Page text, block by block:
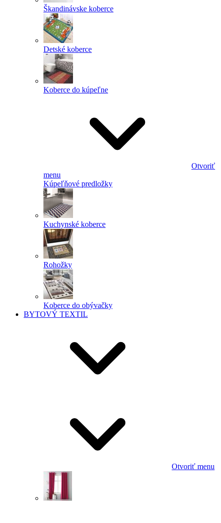
Škandinávske koberce
Detské koberce
Koberce do kúpeľne
Otvoriť
menu
Kúpeľňové predložky
Kuchynské koberce
Rohožky
Koberce do obývačky
BYTOVÝ TEXTIL
Otvoriť menu